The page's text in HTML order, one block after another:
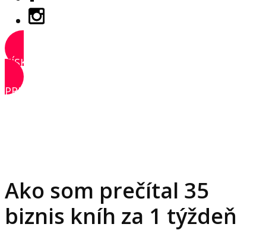
ZÍSKAŤ PRÍSTUP
PRIHLÁSIŤ SA
Ako som prečítal 35
biznis kníh za 1 týždeň